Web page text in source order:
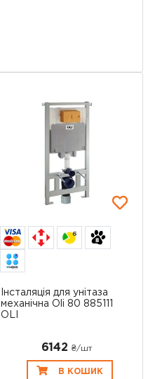
6
Інсталяція для унітаза
механічна Oli 80 885111
OLI
6142 ₴/шт
В КОШИК